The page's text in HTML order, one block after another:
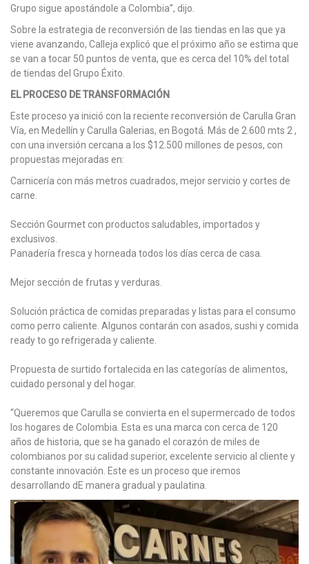
Grupo sigue apostándole a Colombia”, dijo.
Sobre la estrategia de reconversión de las tiendas en las que ya
viene avanzando, Calleja explicó que el próximo año se estima que
se van a tocar 50 puntos de venta, que es cerca del 10% del total
de tiendas del Grupo Éxito.
EL PROCESO DE TRANSFORMACIÓN
Este proceso ya inició con la reciente reconversión de Carulla Gran
Vía, en Medellín y Carulla Galerias, en Bogotá. Más de 2.600 mts 2 ,
con una inversión cercana a los $12.500 millones de pesos, con
propuestas mejoradas en:
Carnicería con más metros cuadrados, mejor servicio y cortes de
carne.
Sección Gourmet con productos saludables, importados y
exclusivos.
Panadería fresca y horneada todos los días cerca de casa.
Mejor sección de frutas y verduras.
Solución práctica de comidas preparadas y listas para el consumo
como perro caliente. Algunos contarán con asados, sushi y comida
ready to go refrigerada y caliente.
Propuesta de surtido fortalecida en las categorías de alimentos,
cuidado personal y del hogar.
“Queremos que Carulla se convierta en el supermercado de todos
los hogares de Colombia. Esta es una marca con cerca de 120
años de historia, que se ha ganado el corazón de miles de
colombianos por su calidad superior, excelente servicio al cliente y
constante innovación. Este es un proceso que iremos
desarrollando dE manera gradual y paulatina.